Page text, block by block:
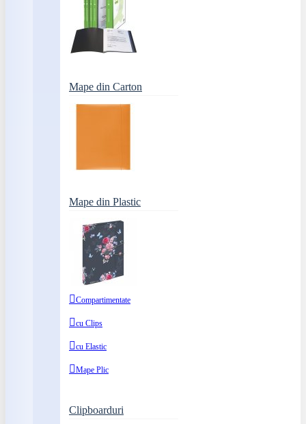
Mape din Carton
Mape din Plastic
Compartimentate
cu Clips
cu Elastic
Mape Plic
Clipboarduri